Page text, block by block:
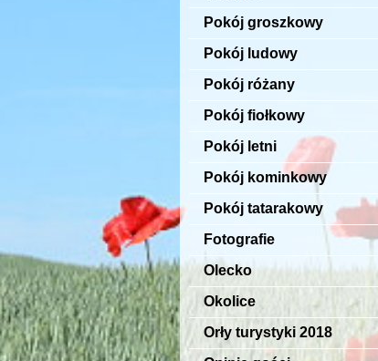
Pokój groszkowy
Pokój ludowy
Pokój różany
Pokój fiołkowy
Pokój letni
Pokój kominkowy
Pokój tatarakowy
Fotografie
Olecko
Okolice
Orły turystyki 2018